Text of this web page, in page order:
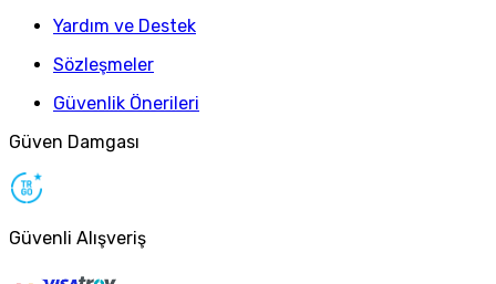
Yardım ve Destek
Sözleşmeler
Güvenlik Önerileri
Güven Damgası
Güvenli Alışveriş